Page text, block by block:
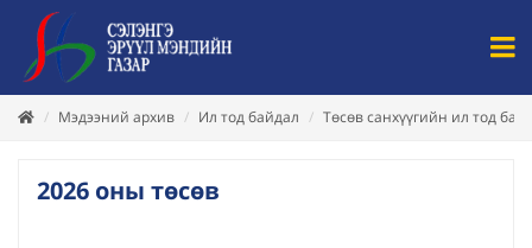
Мэдээний архив Ил тод байдал Төсөв санхүүгийн ил тод
2026 оны төсөв